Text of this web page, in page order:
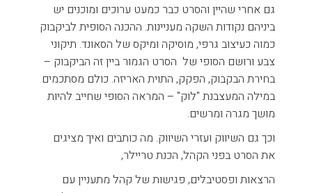
גם אחרי שהיין והסרט כבר כמעט ערוכים ומוכנים יש
ביניהם נקודות השקה מעניינות. ההכנה הסופית לביקבוק
כמוה כעיצוב גרפי, מוסיקה ומיקס של הסאונד. תיקוני
צבע ורושם הסופי של הסרט הגמור ביין זה הביקבוק –
בחירת הבקבוק, הפקק, התוית האריזה. כולם מסתכמים
במילה המעצבנת "לוק" – המראה הסופי שחייב להיות
מושך מגרה ומרשים.
וכך גם השיווק ועזרי השיווק. מה כותבים ואיך מציגים
את הסרט בפני הקהל, הכנת טריילר,
הרצאות ופסטיבלים, פגישות של קהל מתעניין עם